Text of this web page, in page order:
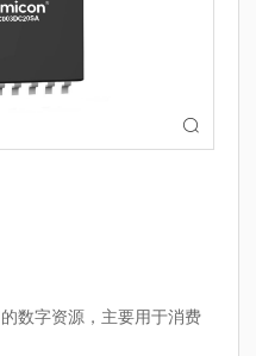
数字资源，主要用于消费
